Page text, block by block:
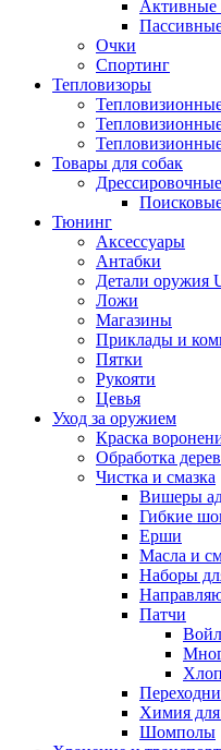
Активные
Очки
Спортинг
Тепловизоры
Товары для собак
Тюнинг
Аксессуары
Антабки
Детали оружия
Ложи
Магазины
Приклады и
Пятки
Рукояти
Цевья
Уход за оружием
Краска
Обработка
Чистка и смазка
Вишеры
Гибкие
Ерши
Масла и
Наборы
Патчи
Химия
Шомполы